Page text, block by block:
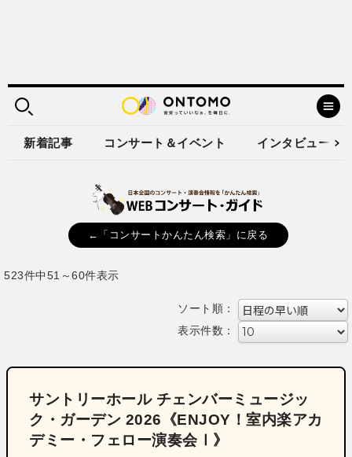
新着記事 コンサート＆イベント インタビュー
←「コンサートかんたん検索」に戻る
523件中51～60件表示
ソート順：
表示件数：
サントリーホール チェンバーミュージッ
ク・ガーデン 2026《ENJOY！室内楽アカ
デミー・フェロー演奏会Ⅰ》